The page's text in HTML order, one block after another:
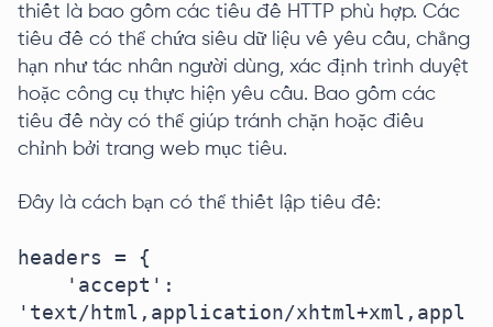
thiết là bao gồm các tiêu đề HTTP phù hợp. Các
tiêu đề có thể chứa siêu dữ liệu về yêu cầu, chẳng
hạn như tác nhân người dùng, xác định trình duyệt
hoặc công cụ thực hiện yêu cầu. Bao gồm các
tiêu đề này có thể giúp tránh chặn hoặc điều
chỉnh bởi trang web mục tiêu.
Đây là cách bạn có thể thiết lập tiêu đề:
headers = {
'text/html,application/xhtml+xml,appl